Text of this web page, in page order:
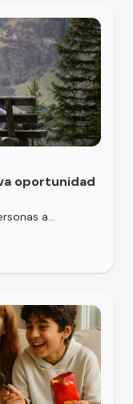
oportunidad
a…